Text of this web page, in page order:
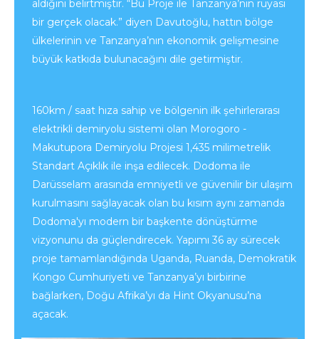
aldığını belirtmiştir. “Bu Proje ile Tanzanya’nın rüyası
bir gerçek olacak.” diyen Davutoğlu, hattın bölge
ülkelerinin ve Tanzanya’nın ekonomik gelişmesine
büyük katkıda bulunacağını dile getirmiştir.
160km / saat hıza sahip ve bölgenin ilk şehirlerarası
elektrikli demiryolu sistemi olan Morogoro -
Makutupora Demiryolu Projesi 1,435 milimetrelik
Standart Açıklık ile inşa edilecek. Dodoma ile
Darüsselam arasında emniyetli ve güvenilir bir ulaşım
kurulmasını sağlayacak olan bu kısım aynı zamanda
Dodoma'yı modern bir başkente dönüştürme
vizyonunu da güçlendirecek. Yapımı 36 ay sürecek
proje tamamlandığında Uganda, Ruanda, Demokratik
Kongo Cumhuriyeti ve Tanzanya’yı birbirine
bağlarken, Doğu Afrika’yı da Hint Okyanusu’na
açacak.